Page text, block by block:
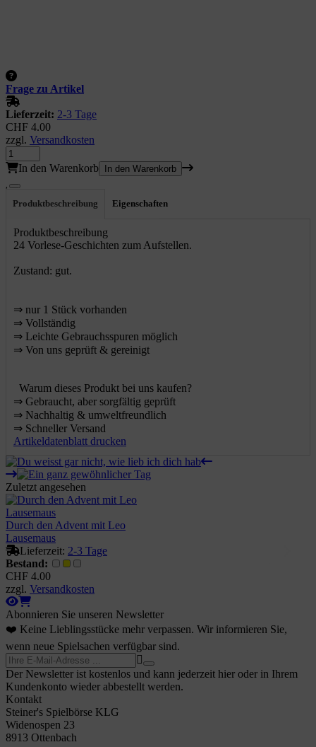
Frage zu Artikel
Lieferzeit: 2-3 Tage
CHF 4.00
zzgl. Versandkosten
In den Warenkorb In den Warenkorb
Produktbeschreibung Eigenschaften
Produktbeschreibung
24 Vorlese-Geschichten zum Aufstellen.
Zustand: gut.
⇒ nur 1 Stück vorhanden
⇒ Vollständig
⇒ ️ Leichte Gebrauchsspuren möglich
⇒ Von uns geprüft & gereinigt
Warum dieses Produkt bei uns kaufen?
⇒ ️ Gebraucht, aber sorgfältig geprüft
⇒ ️ Nachhaltig & umweltfreundlich
⇒ ️ Schneller Versand
Artikeldatenblatt drucken
Zuletzt angesehen
Durch den Advent mit Leo
Lausemaus
Lieferzeit: 2-3 Tage
Bestand:
CHF 4.00
zzgl. Versandkosten
Abonnieren Sie unseren Newsletter
❤️ Keine Lieblingsstücke mehr verpassen. Wir informieren Sie,
wenn neue Spielsachen verfügbar sind.
Der Newsletter ist kostenlos und kann jederzeit hier oder in Ihrem
Kundenkonto wieder abbestellt werden.
Kontakt
Steiner's Spielbörse KLG
Widenospen 23
8913 Ottenbach